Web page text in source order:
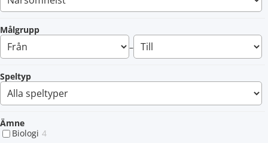
Målgrupp
–
Speltyp
Ämne
Biologi 4